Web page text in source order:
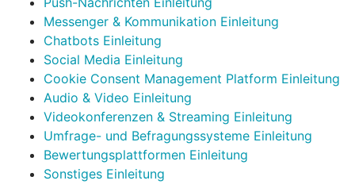
Messenger & Kommunikation Einleitung
Chatbots Einleitung
Social Media Einleitung
Cookie Consent Management Platform Einleitung
Audio & Video Einleitung
Videokonferenzen & Streaming Einleitung
Umfrage- und Befragungssysteme Einleitung
Bewertungsplattformen Einleitung
Sonstiges Einleitung